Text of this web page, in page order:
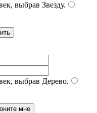
выбрав Звезду.
выбрав Дерево.